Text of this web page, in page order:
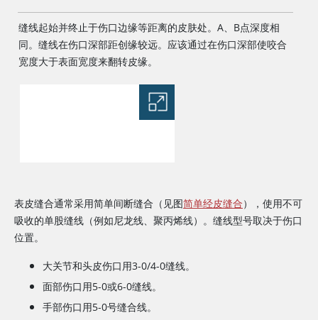
缝线起始并终止于伤口边缘等距离的皮肤处。A、B点深度相
同。缝线在伤口深部距创缘较远。应该通过在伤口深部使咬合
宽度大于表面宽度来翻转皮缘。
表皮缝合通常采用简单间断缝合（见图简单经皮缝合），使用不可
吸收的单股缝线（例如尼龙线、聚丙烯线）。缝线型号取决于伤口
位置。
大关节和头皮伤口用3-0/4-0缝线。
面部伤口用5-0或6-0缝线。
手部伤口用5-0号缝合线。